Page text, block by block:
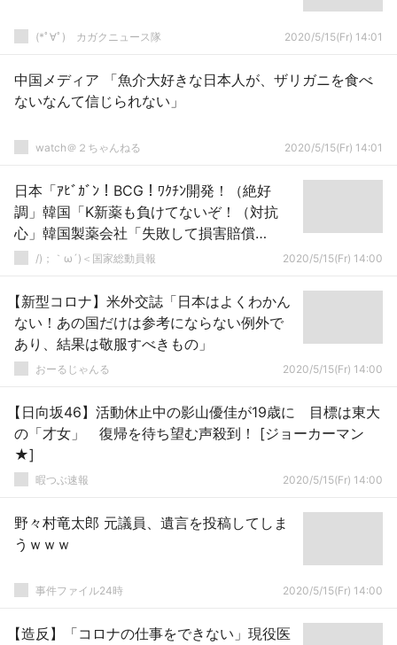
(*ﾟ∀ﾟ)ゞカガクニュース隊 2020/5/15(Fr) 14:01
中国メディア 「魚介大好きな日本人が、ザリガニを食べ
ないなんて信じられない」
watch＠２ちゃんねる 2020/5/15(Fr) 14:01
日本「ｱﾋﾞｶﾞﾝ！BCG！ﾜｸﾁﾝ開発！（絶好
調」韓国「K新薬も負けてないぞ！（対抗
心」韓国製薬会社「失敗して損害賠償
（5000億円ﾌﾟﾛｼﾞｪｸﾄ」→
/)；｀ω´)＜国家総動員報 2020/5/15(Fr) 14:00
【新型コロナ】米外交誌「日本はよくわかん
ない！あの国だけは参考にならない例外で
あり、結果は敬服すべきもの」
おーるじゃんる 2020/5/15(Fr) 14:00
【日向坂46】活動休止中の影山優佳が19歳に 目標は東大
の「才女」 復帰を待ち望む声殺到！ [ジョーカーマン
★]
暇つぶ速報 2020/5/15(Fr) 14:00
野々村竜太郎 元議員、遺言を投稿してしま
うｗｗｗ
事件ファイル24時 2020/5/15(Fr) 14:00
【造反】「コロナの仕事をできない」現役医